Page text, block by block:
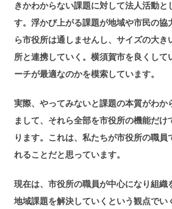
きかわからない課題に対して法人活動と
す。浮かび上がる課題が地域や市民の協
ら市役所は通しませんし、サイズの大き
所と連携していく。横須賀市を良くして
ーチが最適なのかを模索しています。
実際、やってみないと課題の本質がわか
まして、それら全部を市役所の機能だけ
ります。これは、私たちが市役所の職員
れることだと思っています。
現在は、市役所の職員が中心になり組織
地域課題を解決していくという観点でい